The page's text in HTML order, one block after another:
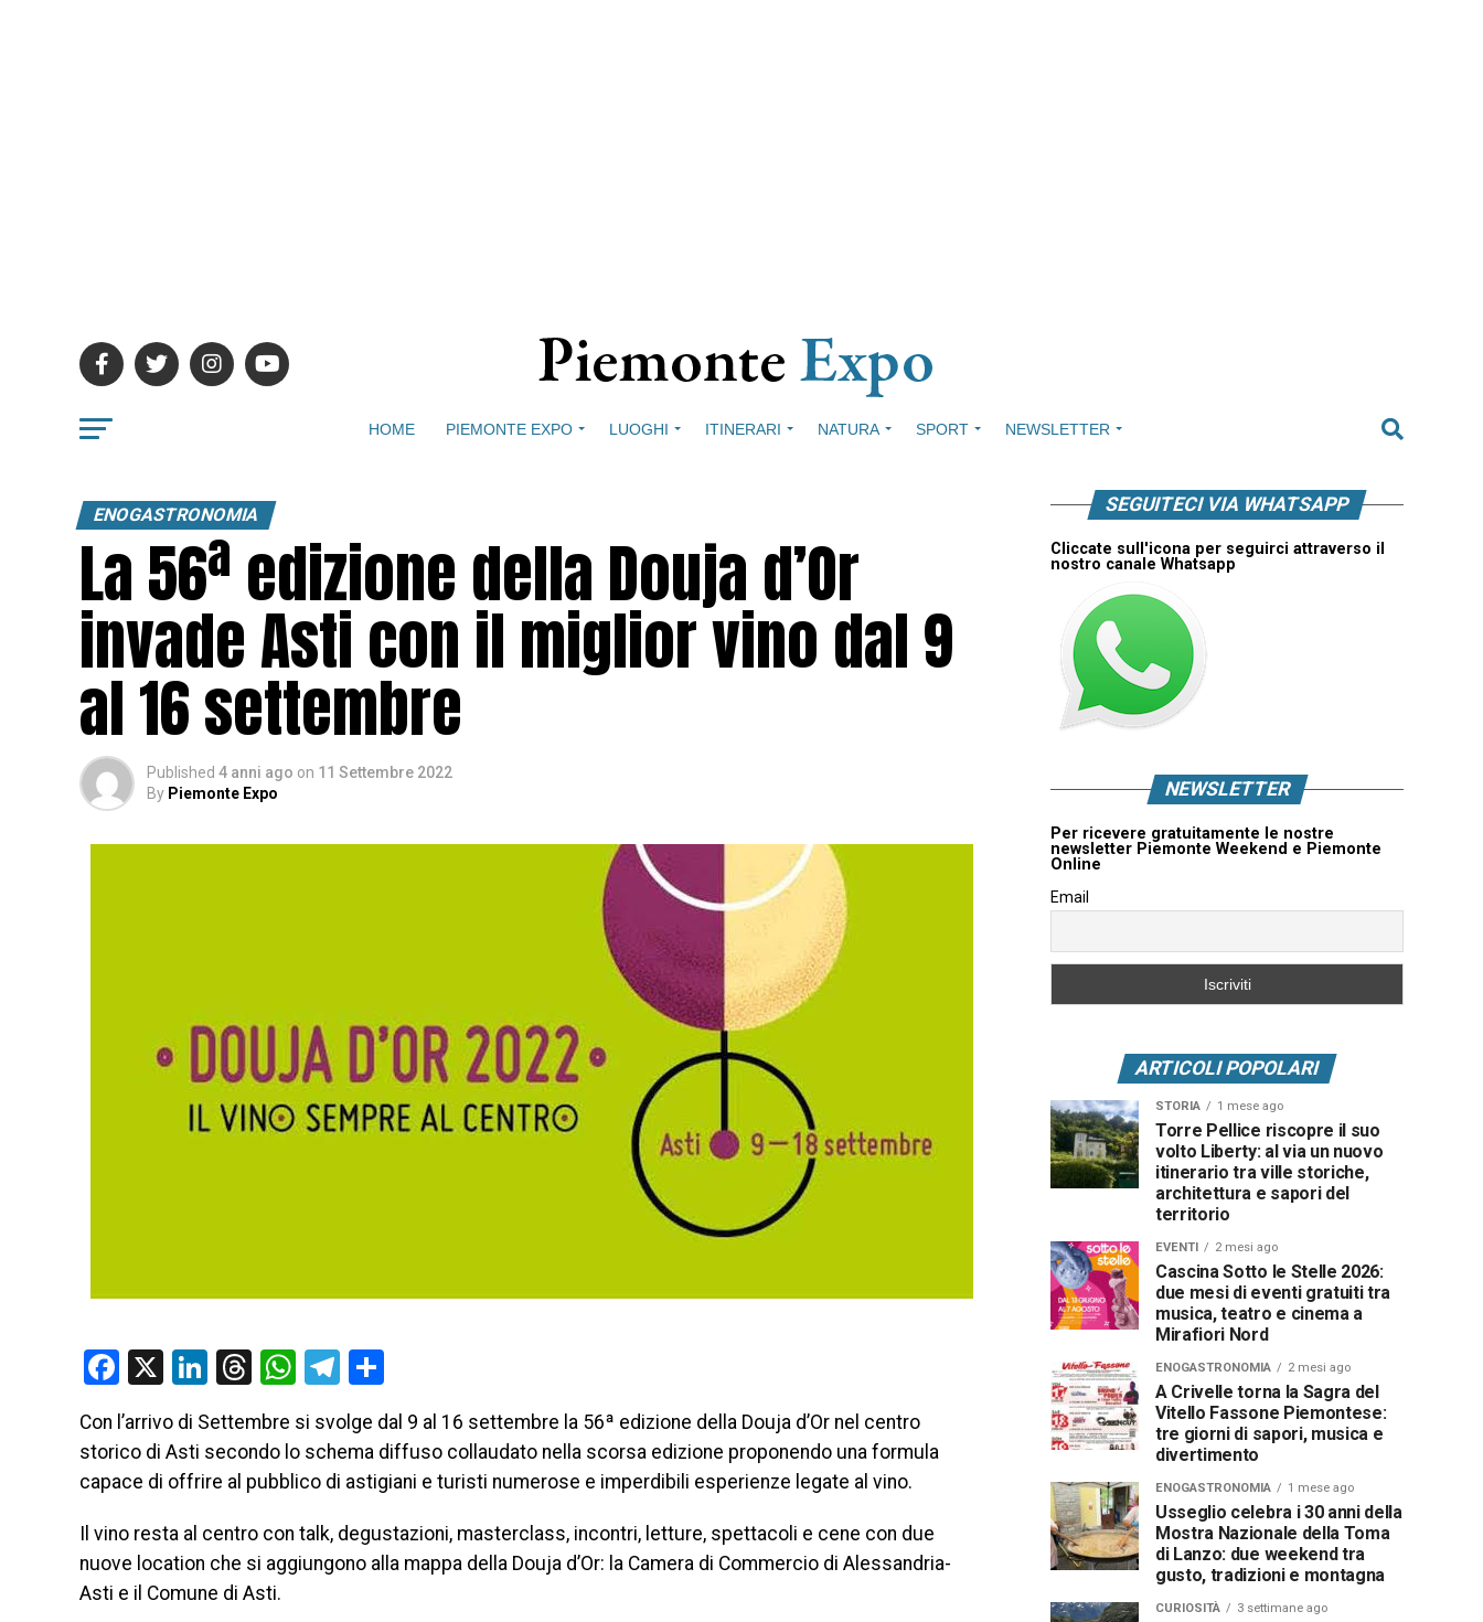
HOME PIEMONTE EXPO LUOGHI ITINERARI NATURA SPORT NEWSLETTER
ENOGASTRONOMIA
La 56ª edizione della Douja d’Or
invade Asti con il miglior vino dal 9
al 16 settembre
Published 4 anni ago on 11 Settembre 2022
By Piemonte Expo
Facebook
X LinkedIn
Threads
WhatsApp
Telegram
Con l’arrivo di Settembre si svolge dal 9 al 16 settembre la 56ª edizione della Douja d’Or nel centro
storico di Asti secondo lo schema diffuso collaudato nella scorsa edizione proponendo una formula
capace di offrire al pubblico di astigiani e turisti numerose e imperdibili esperienze legate al vino.
Il vino resta al centro con talk, degustazioni, masterclass, incontri, letture, spettacoli e cene con due
nuove location che si aggiungono alla mappa della Douja d’Or: la Camera di Commercio di Alessandria-
Asti e il Comune di Asti.
SEGUITECI VIA WHATSAPP
Cliccate sull'icona per seguirci attraverso il
nostro canale Whatsapp
NEWSLETTER
Per ricevere gratuitamente le nostre
newsletter Piemonte Weekend e Piemonte
Online
Email
ARTICOLI POPOLARI
STORIA 1 mese ago
Torre Pellice riscopre il suo
volto Liberty: al via un nuovo
itinerario tra ville storiche,
architettura e sapori del
territorio
EVENTI 2 mesi ago
Cascina Sotto le Stelle 2026:
due mesi di eventi gratuiti tra
musica, teatro e cinema a
Mirafiori Nord
ENOGASTRONOMIA 2 mesi ago
A Crivelle torna la Sagra del
Vitello Fassone Piemontese:
tre giorni di sapori, musica e
divertimento
ENOGASTRONOMIA 1 mese ago
Usseglio celebra i 30 anni della
Mostra Nazionale della Toma
di Lanzo: due weekend tra
gusto, tradizioni e montagna
CURIOSITÀ 3 settimane ago